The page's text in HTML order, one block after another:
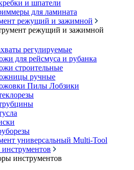
и шпатели
для ламината
режущий и зажимной
режущий и зажимной
регулируемые
для рейсмуса и рубанка
строительные
ручные
Пилы Лобзики
универсальный Multi-Tool
инструментов